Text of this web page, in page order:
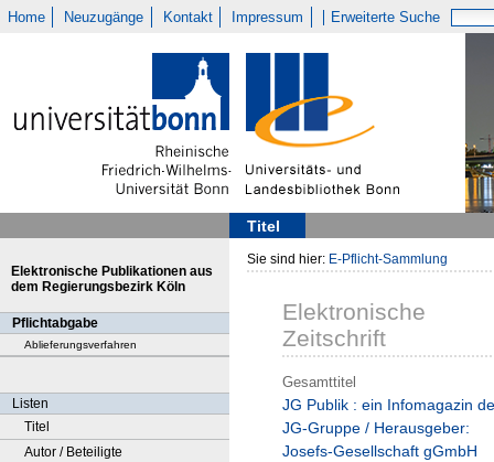
Home Neuzugänge Kontakt Impressum Erweiterte Suche
Titel
Elektronische Publikationen aus
dem Regierungsbezirk Köln
Pflichtabgabe
Ablieferungsverfahren
Listen
Titel
Autor / Beteiligte
Sie sind hier: E-Pflicht-Sammlung
Elektronische
Zeitschrift
Gesamttitel
JG Publik : ein Infomagazin
JG-Gruppe / Herausgeber:
Josefs-Gesellschaft gGmbH